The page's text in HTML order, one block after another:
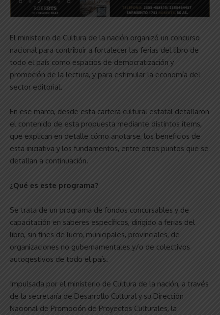
El ministerio de Cultura de la nación organizó un concurso
nacional para contribuir a fortalecer las ferias del libro de
todo el país como espacios de democratización y
promoción de la lectura, y para estimular la economía del
sector editorial.
En ese marco, desde esta cartera cultural estatal detallaron
el contenido de esta propuesta mediante distintos ítems,
que explican en detalle cómo anotarse, los beneficios de
esta iniciativa y los fundamentos, entre otros puntos que se
detallan a continuación.
¿Qué es este programa?
Se trata de un programa de fondos concursables y de
capacitación en saberes específicos, dirigido a ferias del
libro, sin fines de lucro, municipales, provinciales, de
organizaciones no gubernamentales y/o de colectivos
autogestivos de todo el país.
Impulsada por el ministerio de Cultura de la nación, a través
de la secretaría de Desarrollo Cultural y su Dirección
Nacional de Promoción de Proyectos Culturales, la